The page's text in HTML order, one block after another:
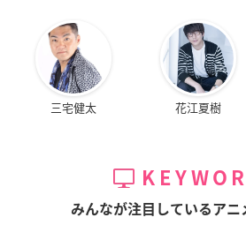
三宅健太 花江夏樹
みんなが注目しているアニ